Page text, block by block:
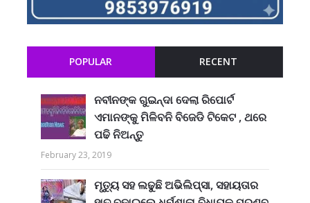
POPULAR RECENT
ନବୀନଙ୍କ ଗୁଇନ୍ଦା ଦେଲା ରିପୋର୍ଟ
ଏମାନଙ୍କୁ ମିଳିବନି ବିଜେଡି ଟିକେଟ , ଥରେ
ପଢି ନିଅନ୍ତୁ
February 23, 2019
ମୃତ୍ୟୁ ସହ ଲଢୁଛି ଅଭିଲିପ୍ସା, ସହାୟତାର